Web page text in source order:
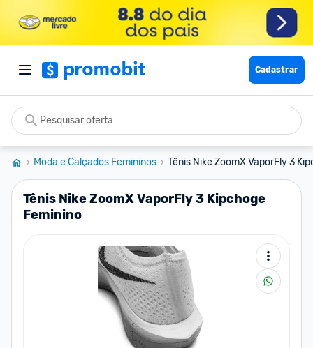
Cadastrar
Moda e Calçados Femininos Tênis Nike ZoomX VaporFly 3
Tênis Nike ZoomX VaporFly 3 Kipchoge
Feminino